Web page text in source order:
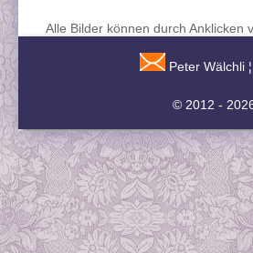
Alle Bilder können durch Anklicken
Peter Wälchli
© 2012 -